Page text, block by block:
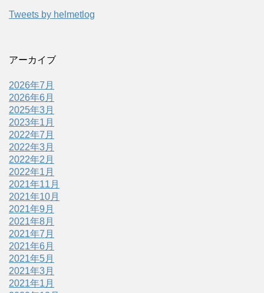
Tweets by helmetlog
アーカイブ
2026年7月
2026年6月
2025年3月
2023年1月
2022年7月
2022年3月
2022年2月
2022年1月
2021年11月
2021年10月
2021年9月
2021年8月
2021年7月
2021年6月
2021年5月
2021年3月
2021年1月